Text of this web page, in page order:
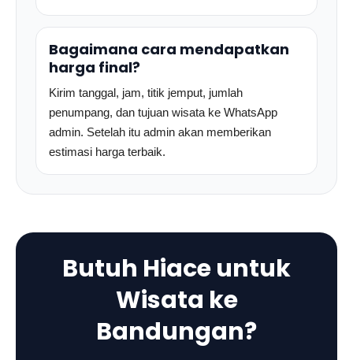
Bagaimana cara mendapatkan
harga final?
Kirim tanggal, jam, titik jemput, jumlah
penumpang, dan tujuan wisata ke WhatsApp
admin. Setelah itu admin akan memberikan
estimasi harga terbaik.
Butuh Hiace untuk
Wisata ke
Bandungan?